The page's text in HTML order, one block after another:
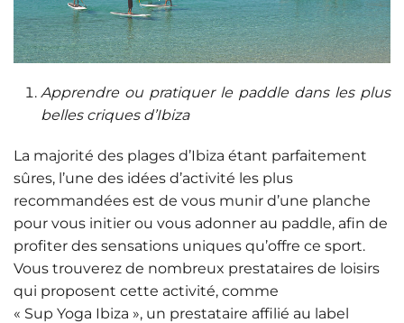
Apprendre ou pratiquer le paddle dans les plus
belles criques d’Ibiza
La majorité des plages d’Ibiza étant parfaitement
sûres, l’une des idées d’activité les plus
recommandées est de vous munir d’une planche
pour vous initier ou vous adonner au paddle, afin de
profiter des sensations uniques qu’offre ce sport.
Vous trouverez de nombreux prestataires de loisirs
qui proposent cette activité, comme
« Sup Yoga Ibiza », un prestataire affilié au label